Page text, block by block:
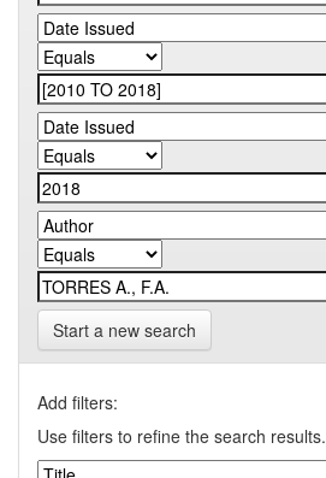
Start a new search
Add filters:
Use filters to refine the search results.